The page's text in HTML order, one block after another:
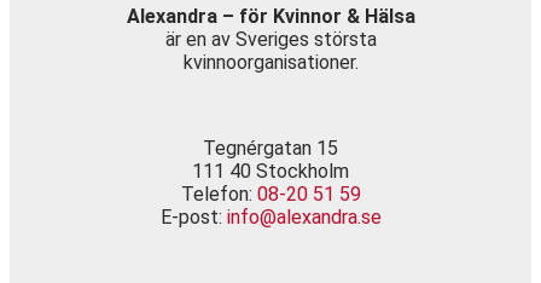
Alexandra – för Kvinnor & Hälsa
är en av Sveriges största
kvinnoorganisationer.
Tegnérgatan 15
111 40 Stockholm
Telefon: 08-20 51 59
E-post: info@alexandra.se